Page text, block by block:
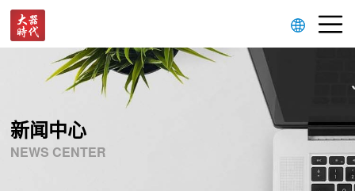
新闻中心
NEWS CENTER